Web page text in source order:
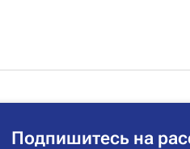
Подпишитесь на